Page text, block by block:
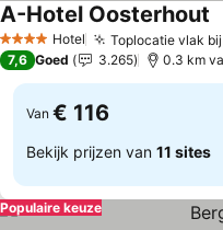
4 SterrenHotel Toplocatie vlak
A-Hotel Oosterhout
7,6 Goed 3.265 0.3 km
Van € 116
Bekijk prijzen van 11 sites
Populaire keuze